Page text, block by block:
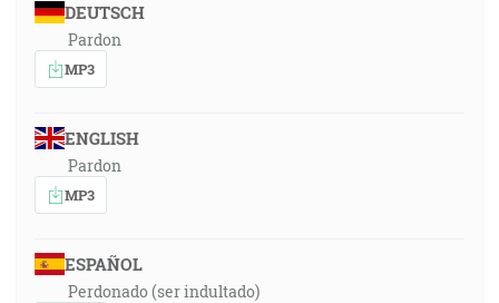
DEUTSCH
Pardon
MP3
ENGLISH
Pardon
MP3
ESPAÑOL
Perdonado (ser indultado)